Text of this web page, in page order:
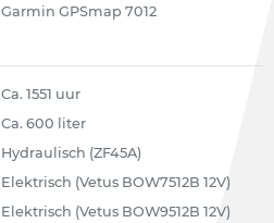
Garmin GPSmap 7012
Ca. 1551 uur
Ca. 600 liter
Hydraulisch (ZF45A)
Elektrisch (Vetus BOW7512B 12V)
Elektrisch (Vetus BOW9512B 12V)